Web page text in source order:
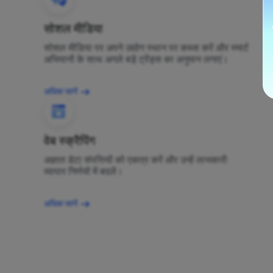
सोशल मीडिया
सोशल मीडिया पर अपने उद्योग स्थान पर कब्जा करें और स्मार्ट
अभियानों के साथ अगले बड़े ट्रेंड्स का अनुमान लगाएं।
अधिक जानें
वेब स्क्रैपिंग
अज्ञात डेटा संपत्तियों को एकत्र करें और उन्हें लाभकारी
व्यापार निर्णयों में बदलें।
अधिक जानें